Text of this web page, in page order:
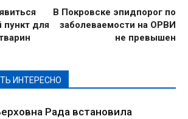
пункт для
В Покровске эпидпорог по
заболеваемости на ОРВИ
не превышен
ИНТЕРЕСНО
Рада встановила